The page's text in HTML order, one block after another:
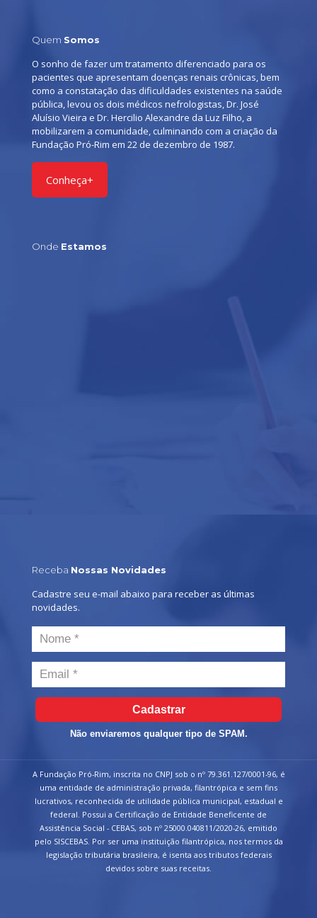
Quem Somos
O sonho de fazer um tratamento diferenciado para os
pacientes que apresentam doenças renais crônicas, bem
como a constatação das dificuldades existentes na saúde
pública, levou os dois médicos nefrologistas, Dr. José
Aluísio Vieira e Dr. Hercilio Alexandre da Luz Filho, a
mobilizarem a comunidade, culminando com a criação da
Fundação Pró-Rim em 22 de dezembro de 1987.
Conheça+
Onde Estamos
Receba Nossas Novidades
Cadastre seu e-mail abaixo para receber as últimas
novidades.
Cadastrar
Não enviaremos qualquer tipo de SPAM.
A Fundação Pró-Rim, inscrita no CNPJ sob o nº 79.361.127/0001-96, é
uma entidade de administração privada, filantrópica e sem fins
lucrativos, reconhecida de utilidade pública municipal, estadual e
federal. Possui a Certificação de Entidade Beneficente de
Assistência Social - CEBAS, sob nº 25000.040811/2020-26, emitido
pelo SISCEBAS. Por ser uma instituição filantrópica, nos termos da
legislação tributária brasileira, é isenta aos tributos federais
devidos sobre suas receitas.